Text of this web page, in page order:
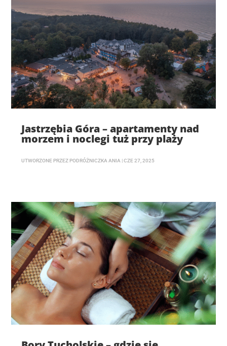
Jastrzębia Góra – apartamenty nad
morzem i noclegi tuż przy plaży
UTWORZONE PRZEZ PODRÓŻNICZKA ANIA |CZE 27, 2025